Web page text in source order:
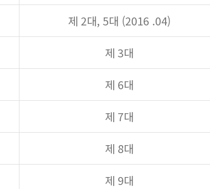
제 2대, 5대 (2016 .04)
제 3대
제 6대
제 7대
제 8대
제 9대